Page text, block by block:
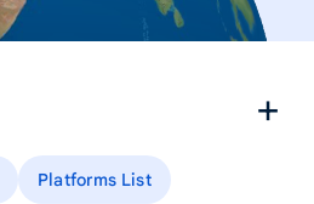
Platforms List